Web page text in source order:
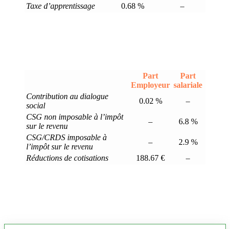
Taxe d’apprentissage
0.68 % –
Part
Employeur
Part
salariale
Contribution au dialogue
social
0.02 %
–
CSG non imposable à l’impôt
sur le revenu
–
6.8 %
CSG/CRDS imposable à
l’impôt sur le revenu
–
2.9 %
Réductions de cotisations
188.67 € –